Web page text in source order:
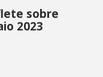
sobre
2023